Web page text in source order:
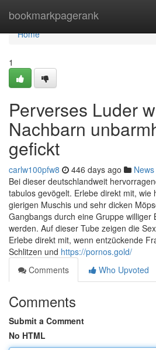
bookmarkpagerank
Home
Home
1
Perverses Luder
Nachbarn
gefickt
carlw100pfw8 446 days ago News
Bei dieser deutschlandweit
tabulos gevögelt. Erlebe direkt mit,
gierigen Muschis und sehr dicken
Gangbangs durch eine Gruppe williger
werden. Auf dieser Tube zeigen die
Erlebe direkt mit, wenn entzückende
Schlitzen und https://pornos.gold/
Comments
Who Upvoted
Comments
Submit a Comment
No HTML